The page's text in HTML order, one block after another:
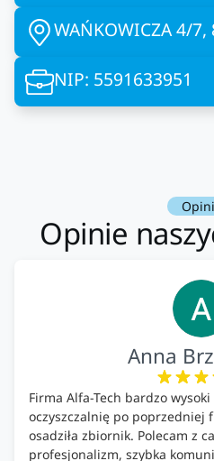
WAŃKOWICZA 4/
NIP: 5591633951
Opinie
Anna
Firma Alfa-Tech bardzo
oczyszczalnię po
osadziła zbiornik. Polecam z
profesjonalizm, szybka